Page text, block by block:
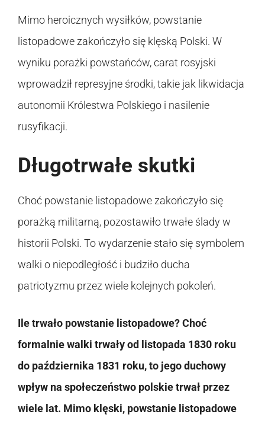
Mimo heroicznych wysiłków, powstanie
listopadowe zakończyło się klęską Polski. W
wyniku porażki powstańców, carat rosyjski
wprowadził represyjne środki, takie jak likwidacja
autonomii Królestwa Polskiego i nasilenie
rusyfikacji.
Długotrwałe skutki
Choć powstanie listopadowe zakończyło się
porażką militarną, pozostawiło trwałe ślady w
historii Polski. To wydarzenie stało się symbolem
walki o niepodległość i budziło ducha
patriotyzmu przez wiele kolejnych pokoleń.
Ile trwało powstanie listopadowe? Choć
formalnie walki trwały od listopada 1830 roku
do października 1831 roku, to jego duchowy
wpływ na społeczeństwo polskie trwał przez
wiele lat. Mimo klęski, powstanie listopadowe